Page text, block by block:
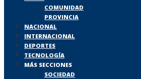
COMUNIDAD
PROVINCIA
NACIONAL
INTERNACIONAL
DEPORTES
TECNOLOGÍA
MÁS SECCIONES
SOCIEDAD